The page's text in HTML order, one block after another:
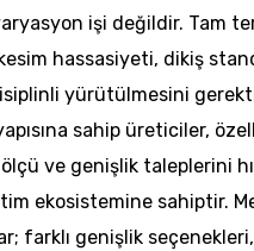
işi değildir. Tam
hassasiyeti, dikiş
yürütülmesini
sahip üreticiler,
ve genişlik taleplerini
ekosistemine sahiptir.
farklı genişlik